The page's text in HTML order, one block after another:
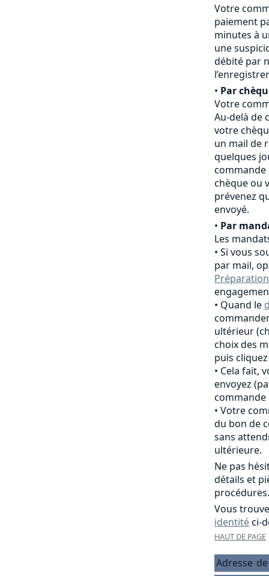
Votre
paiement
minutes à
une
débité par
• Par
Votre
Au-delà de
votre
un mail de
quelques
chèque ou
prévenez
envoyé.
• Par
Les
Si vous
par mail,
Quand le
ultérieur
choix des
puis
Cela fait,
envoyez
commande
Votre
du bon de
sans
ultérieure.
Ne pas
détails et
procédures.
Vous
identitéci-
HAUT DE PAGE
Adresse de